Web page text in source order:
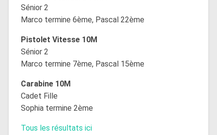
Sénior 2
Marco termine 6ème, Pascal 22ème
Pistolet Vitesse 10M
Sénior 2
Marco termine 7ème, Pascal 15ème
Carabine 10M
Cadet Fille
Sophia termine 2ème
Tous les résultats ici